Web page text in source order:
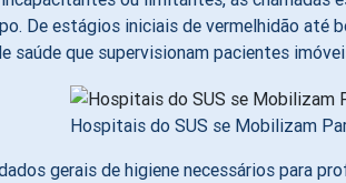
De estágios iniciais de vermelhidão até
saúde que supervisionam pacientes
Hospitais do SUS se Mobilizam
gerais de higiene necessários para